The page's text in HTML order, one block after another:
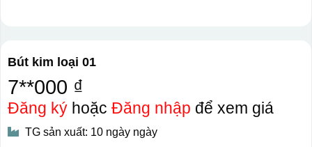
Bút kim loại 01
7**000 ₫
Đăng kýhoặc Đăng nhập để xem giá
TG sản xuất: 10 ngày ngày